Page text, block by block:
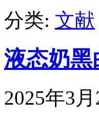
分类: 文献
液态奶黑
2025年3月